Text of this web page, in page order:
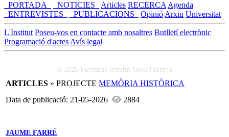
_PORTADA_ _NOTICIES_ Articles RECERCA Agenda
_ENTREVISTES_
_PUBLICACIONS_ Opinió Arxiu Universitat
L'Institut Poseu-vos en contacte amb nosaltres Butlletí electrònic
Programació d'actes Avís legal
© 2026 Fundació Institut Nova Història
ARTICLES » PROJECTE MEMÒRIA HISTÒRICA
Data de publicació: 21-05-2026
2884
JAUME FARRÉ